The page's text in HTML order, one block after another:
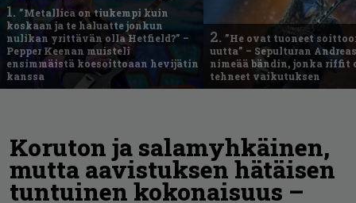
1. ”Metallica on tiukempi kuin
koskaan ja te haluatte jonkun
nulikan yrittävän olla Hetfield?” –
Pepper Keenan muisteli
ensimmäistä koesoittoaan hevijätin
kanssa
2. ”He ovat tuoneet
uutta” – Sepulturan
nimeää bändin, jonka riffit
tehneet vaikutuksen
Koruton ja salamyhkäinen,
mutta aavistuksen hätäisen
tuntuinen kokonaisuus –